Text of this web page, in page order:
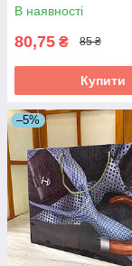
В наявності
80,75 ₴ 85 ₴
Купити
–5%